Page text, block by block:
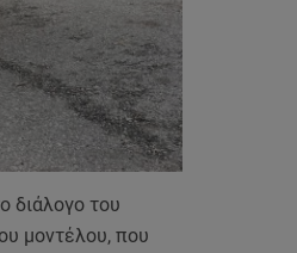
διάλογο του
μοντέλου, που